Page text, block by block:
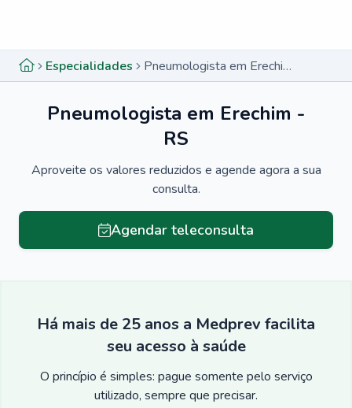
Especialidades Pneumologista em Erechim - RS
Pneumologista em Erechim -
RS
Aproveite os valores reduzidos e agende agora a sua
consulta.
Agendar teleconsulta
Há mais de 25 anos a Medprev facilita
seu acesso à saúde
O princípio é simples: pague somente pelo serviço
utilizado, sempre que precisar.